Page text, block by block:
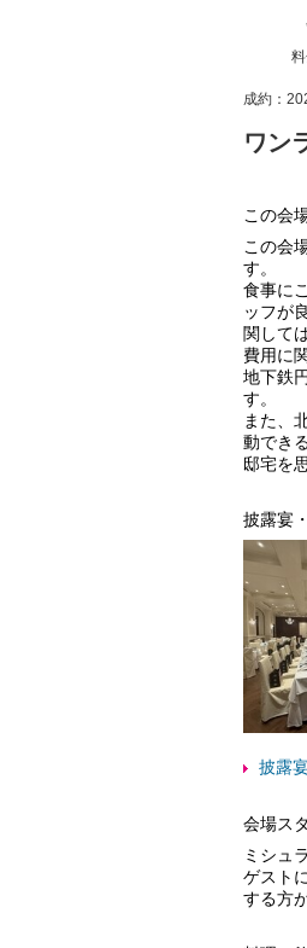
成約：
ワン
この会
この会
す。
食事に
ッフが
関して
費用に
地下鉄
す。
また、
動でき
邸宅を
披露宴
披露
会場ス
ミシュ
ゲスト
する方